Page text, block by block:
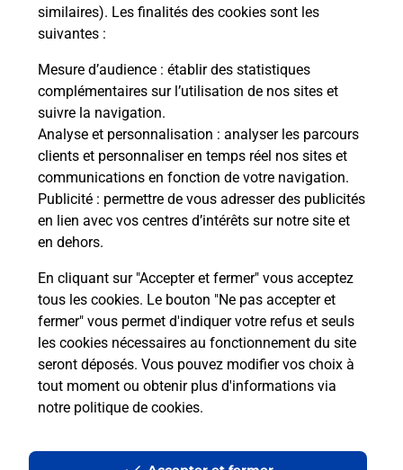
similaires). Les finalités des cookies sont les
suivantes :
Mesure d’audience : établir des statistiques
complémentaires sur l’utilisation de nos sites et
suivre la navigation.
Analyse et personnalisation : analyser les parcours
clients et personnaliser en temps réel nos sites et
communications en fonction de votre navigation.
Publicité : permettre de vous adresser des publicités
en lien avec vos centres d’intérêts sur notre site et
en dehors.
En cliquant sur "Accepter et fermer" vous acceptez
tous les cookies. Le bouton "Ne pas accepter et
fermer" vous permet d'indiquer votre refus et seuls
les cookies nécessaires au fonctionnement du site
seront déposés. Vous pouvez modifier vos choix à
tout moment ou obtenir plus d'informations via
notre politique de cookies.
Itinéraire
Boîte aux Lettres La Poste
Collecte du courrier aujourd'hui à 08h00
1 Place Des Anciens Combattants
42210
Saint Laurent La Conche
Itinéraire
Le lien s'ouvre dans un nouvel onglet
Localiser Liste Boîtes aux lettres
Loire
Saint Laurent La Conche